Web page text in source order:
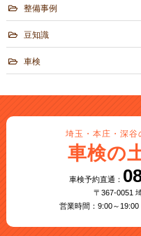
整備事例
豆知識
車検
埼玉・本庄・深谷
車検の
車検予約直通：
〒367-0051
営業時間：9:00～